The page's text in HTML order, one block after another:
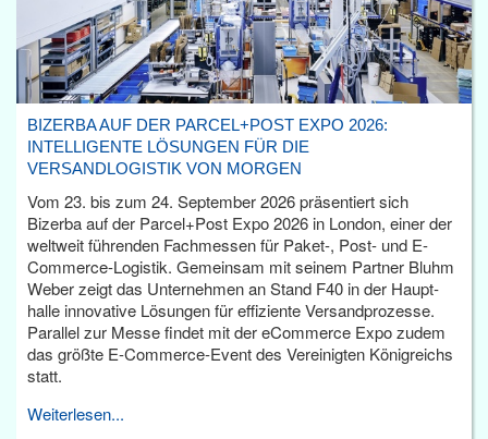
BIZERBA AUF DER PARCEL+POST EXPO 2026:
INTELLIGENTE LÖSUNGEN FÜR DIE
VERSANDLOGISTIK VON MORGEN
Vom 23. bis zum 24. September 2026 präsentiert sich
Bizerba auf der Parcel+Post Expo 2026 in London, einer der
weltweit führenden Fachmessen für Paket-, Post- und E-
Commerce-Logistik. Gemeinsam mit seinem Partner Bluhm
Weber zeigt das Unternehmen an Stand F40 in der Haupt­
halle innovative Lösungen für effiziente Versandprozesse.
Parallel zur Messe findet mit der eCommerce Expo zudem
das größte E-Commerce-Event des Vereinigten Königreichs
statt.
Weiterlesen...